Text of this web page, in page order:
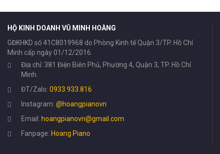
HỘ KINH DOANH VŨ MINH HOÀNG
GĐKHKD số 41C8019968 do Phòng Kinh tế Quận 3/TP. Hồ Chí
Minh cấp ngày 01/12/2016.
Địa chỉ: 381 Điện Biên Phủ, Phường 4, Quận 3, TP. Hồ Chí
Minh.
ĐT/Zalo: 0933.933.816
Instagram: @hoangpianovn
Email: hoangpianovn@gmail.com
Fanpage: Hoang Piano